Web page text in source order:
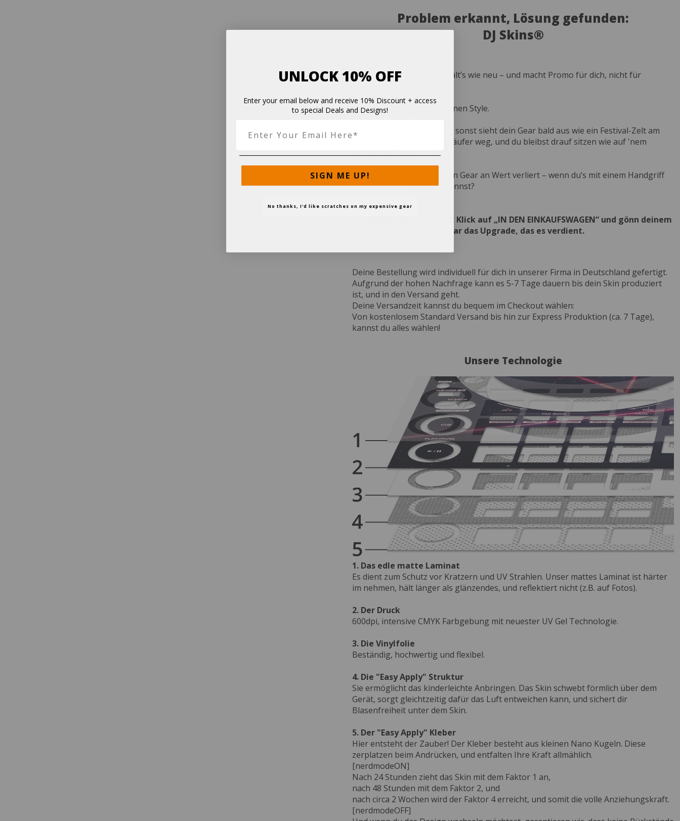
Problem erkannt, Lösung gefunden:
DJ Skins®
Schützt dein Equipment, hält’s wie neu – und macht Promo für dich, nicht für
Mit deinem Design. Für deinen Style.
P.S.: Warte nicht zu lange – sonst sieht dein Gear bald aus wie ein Festival-Zelt am
dritten Tag. Wert futsch, Käufer weg, und du bleibst drauf sitzen wie auf 'nem
schlechten Booking.
Warum zuschauen, wie dein Gear an Wert verliert – wenn du’s mit einem Handgriff
schützen und upgraden kannst?
Du weißt, was zu tun ist: Klick auf „IN DEN EINKAUFSWAGEN“ und gönn deinem
Gear das Upgrade, das es verdient.
Deine Bestellung wird individuell für dich in unserer Firma in Deutschland gefertigt.
Aufgrund der hohen Nachfrage kann es 5-7 Tage dauern bis dein Skin produziert
ist, und in den Versand geht.
Deine Versandzeit kannst du bequem im Checkout wählen:
Von kostenlosem Standard Versand bis hin zur Express Produktion (ca. 7 Tage),
kannst du alles wählen!
Unsere Technologie
1. Das edle matte Laminat
Es dient zum Schutz vor Kratzern und UV Strahlen. Unser mattes Laminat ist härter
im nehmen, hält länger als glänzendes, und reflektiert nicht (z.B. auf Fotos).
2. Der Druck
600dpi, intensive CMYK Farbgebung mit neuester UV Gel Technologie.
3. Die Vinylfolie
Beständig, hochwertig und flexibel.
4. Die "Easy Apply" Struktur
Sie ermöglicht das kinderleichte Anbringen. Das Skin schwebt förmlich über dem
Gerät, sorgt gleichtzeitig dafür das Luft entweichen kann, und sichert dir
Blasenfreiheit unter dem Skin.
5. Der "Easy Apply" Kleber
Hier entsteht der Zauber! Der Kleber besteht aus kleinen Nano Kugeln. Diese
zerplatzen beim Andrücken, und entfalten Ihre Kraft allmählich.
[nerdmodeON]
Nach 24 Stunden zieht das Skin mit dem Faktor 1 an,
nach 48 Stunden mit dem Faktor 2, und
nach circa 2 Wochen wird der Faktor 4 erreicht, und somit die volle Anziehungskraft.
[nerdmodeOFF]
UNLOCK 10% OFF
Enter your email below and receive 10% Discount + access
to special Deals and Designs!
SIGN ME UP!
No thanks, I'd like scratches on my expensive gear